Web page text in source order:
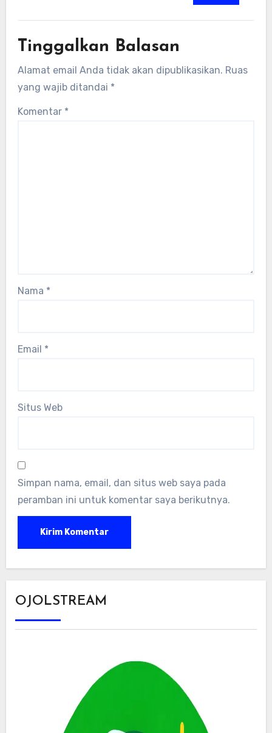
Tinggalkan Balasan
Alamat email Anda tidak akan dipublikasikan. Ruas
yang wajib ditandai *
Komentar *
Nama *
Email *
Situs Web
Simpan nama, email, dan situs web saya pada
peramban ini untuk komentar saya berikutnya.
OJOLSTREAM